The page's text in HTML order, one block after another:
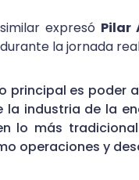
expresó Pilar
durante la jornada
principal es poder
la industria de la
lo más
operaciones y